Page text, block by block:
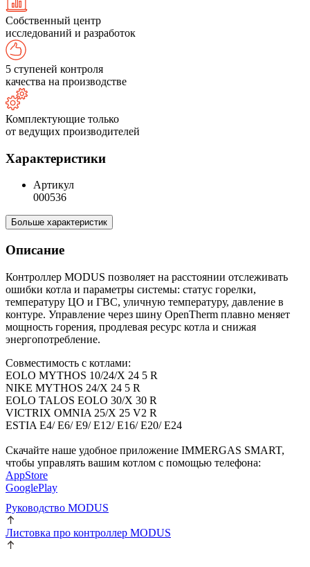
Собственный центр
исследований и разработок
5 ступеней контроля
качества на производстве
Комплектующие только
от ведущих производителей
Характеристики
Артикул
000536
Больше характеристик
Описание
Контроллер MODUS позволяет на расстоянии отслеживать
ошибки котла и параметры системы: статус горелки,
температуру ЦО и ГВС, уличную температуру, давление в
контуре. Управление через шину OpenTherm плавно меняет
мощность горения, продлевая ресурс котла и снижая
энергопотребление.
Совместимость с котлами:
EOLO MYTHOS 10/24/X 24 5 R
NIKE MYTHOS 24/X 24 5 R
EOLO TALOS EOLO 30/X 30 R
VICTRIX OMNIA 25/X 25 V2 R
ЕSTIA Е4/ E6/ E9/ E12/ E16/ E20/ E24
Скачайте наше удобное приложение IMMERGAS SMART,
чтобы управлять вашим котлом с помощью телефона:
AppStore
GooglePlay
Руководство MODUS
Листовка про контроллер MODUS